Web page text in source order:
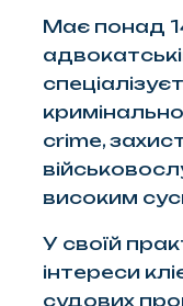
Має понад
crime,
високим
У своїй
інтереси
судових